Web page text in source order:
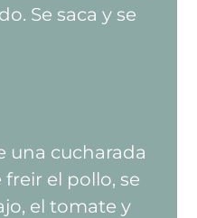
Se saca y se
una cucharada
el pollo, se
el tomate y